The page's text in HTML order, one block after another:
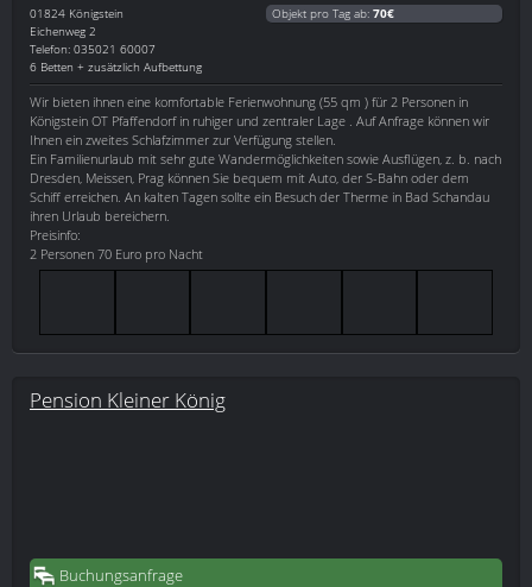
01824 Königstein
Eichenweg 2
Telefon: 035021 60007
6 Betten + zusätzlich Aufbettung
Objekt pro Tag ab: 70€
Wir bieten ihnen eine komfortable Ferienwohnung (55 qm ) für 2 Personen in
Königstein OT Pfaffendorf in ruhiger und zentraler Lage . Auf Anfrage können wir
Ihnen ein zweites Schlafzimmer zur Verfügung stellen.
Ein Familienurlaub mit sehr gute Wandermöglichkeiten sowie Ausflügen, z. b. nach
Dresden, Meissen, Prag können Sie bequem mit Auto, der S-Bahn oder dem
Schiff erreichen. An kalten Tagen sollte ein Besuch der Therme in Bad Schandau
ihren Urlaub bereichern.
Preisinfo:
2 Personen 70 Euro pro Nacht
Pension Kleiner König
Buchungsanfrage